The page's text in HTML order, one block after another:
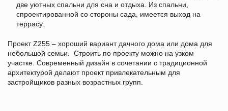
две уютных спальни для сна и отдыха. Из спальни,
спроектированной со стороны сада, имеется выход на
террасу.
Проект Z255 – хороший вариант дачного дома или дома для
небольшой семьи. Строить по проекту можно на узком
участке. Современный дизайн в сочетании с традиционной
архитектурой делают проект привлекательным для
застройщиков разных возрастных групп.